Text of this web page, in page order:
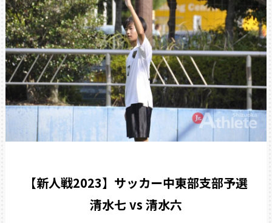
【新人戦2023】サッカー中東部支部予選
清水七 vs 清水六